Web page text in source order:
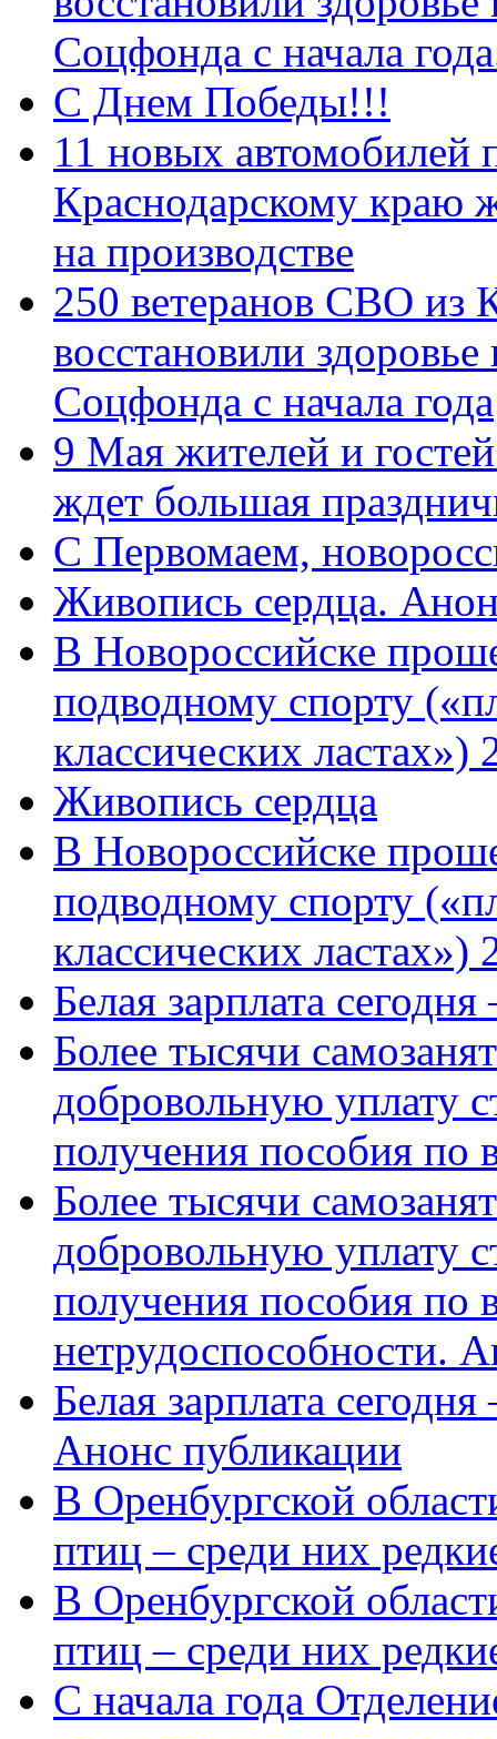
Соцфонда с начала
С Днем Победы!!!
11 новых автомобилей
Краснодарскому краю
на производстве
250 ветеранов СВО из
восстановили
Соцфонда с начала года
9 Мая жителей и
ждет большая
C Первомаем,
Живопись сердца.
В Новороссийске
подводному спорту
классических
Живопись сердца
В Новороссийске
подводному спорту
классических ластах»)
Белая зарплата
Более тысячи
добровольную уплату
получения пособия по
Более тысячи
добровольную уплату
получения пособия по
нетрудоспособности.
Белая зарплата
Анонс публикации
В Оренбургской
птиц – среди них
В Оренбургской
птиц – среди них
С начала года